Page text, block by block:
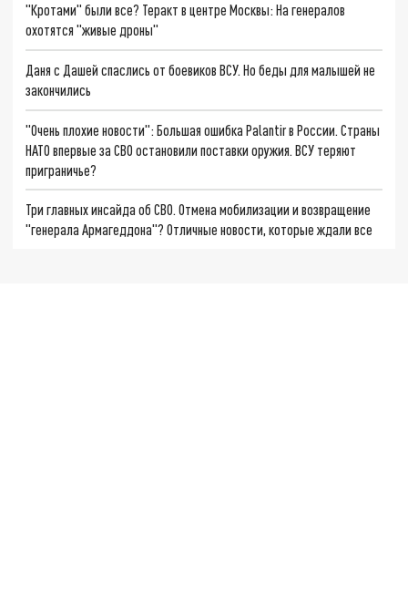
"Кротами" были все? Теракт в центре Москвы: На генералов
охотятся "живые дроны"
Даня с Дашей спаслись от боевиков ВСУ. Но беды для малышей не
закончились
"Очень плохие новости": Большая ошибка Palantir в России. Страны
НАТО впервые за СВО остановили поставки оружия. ВСУ теряют
приграничье?
Три главных инсайда об СВО. Отмена мобилизации и возвращение
"генерала Армагеддона"? Отличные новости, которые ждали все